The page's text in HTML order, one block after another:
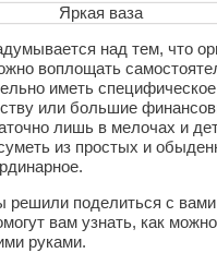
над тем, что
воплощать
иметь
или большие
лишь в мелочах и
из простых и
решили поделиться с
вам узнать, как
руками.